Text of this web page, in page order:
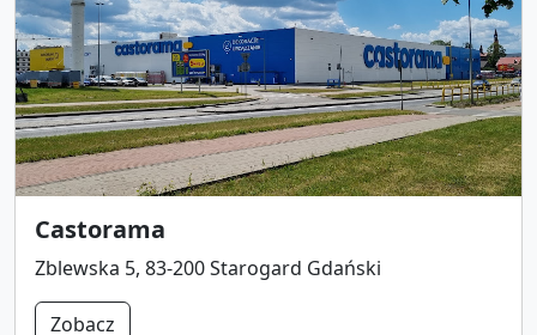
Castorama
Zblewska 5, 83-200 Starogard Gdański
Zobacz